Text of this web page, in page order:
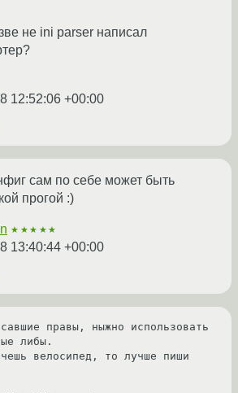
не ini parser написал
12:52:06 +00:00
сам по себе может быть
прогой :)
★★★★★
13:40:44 +00:00
правы, ныжно использовать
либы.
велосипед, то лучше пиши